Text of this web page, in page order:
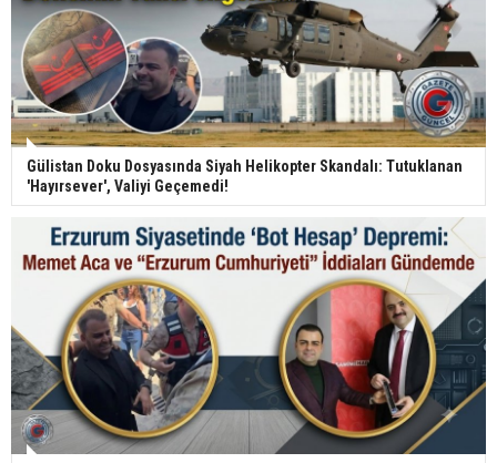
Gülistan Doku Dosyasında Siyah Helikopter Skandalı: Tutuklanan
'Hayırsever', Valiyi Geçemedi!